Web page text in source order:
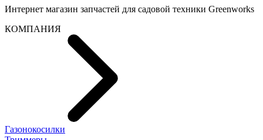
Интернет магазин запчастей для садовой техники Greenworks
КОМПАНИЯ
Газонокосилки